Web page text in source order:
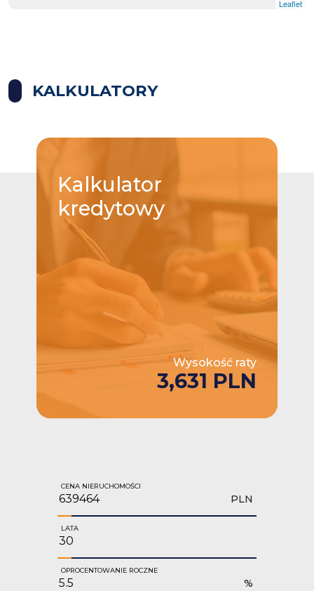
Leaflet
KALKULATORY
Kalkulator
kredytowy
Wysokość raty
3,631 PLN
CENA NIERUCHOMOŚCI
PLN
LATA
OPROCENTOWANIE ROCZNE
%